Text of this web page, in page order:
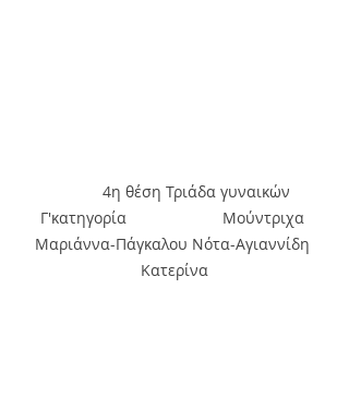
Γ'κατηγορία                      Μούντριχα
Μαριάννα-Πάγκαλου Νότα-Αγιαννίδη
Κατερίνα